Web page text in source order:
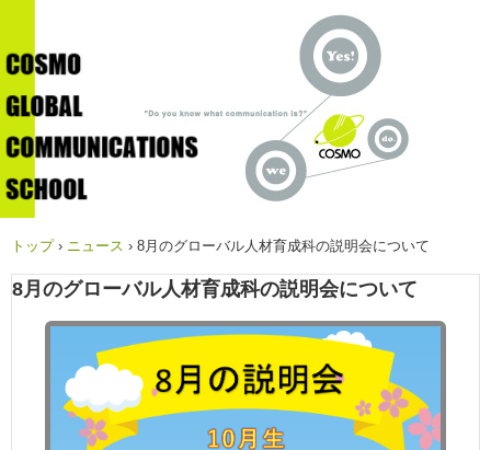
トップ › ニュース › 8月のグローバル人材育成科の説明会について
8月のグローバル人材育成科の説明会について